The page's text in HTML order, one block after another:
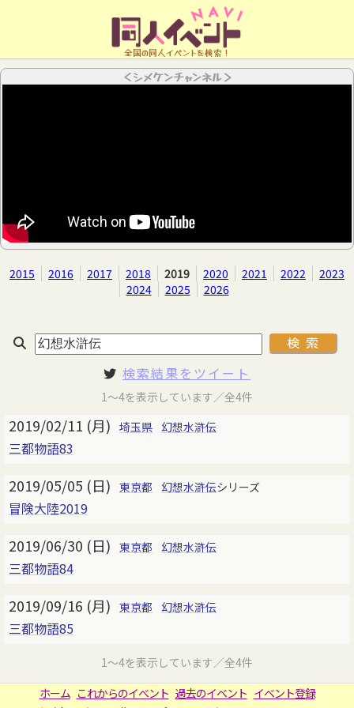
全国の同人イベントを検索！
＜シメケンチャンネル＞
2015 2016 2017 2018 2019 2020 2021 2022
2023
2024
2025 2026
検索結果をツイート
1～4を表示しています／全4件
2019/02/11 (月) 埼玉県 幻想水滸伝
三都物語83
2019/05/05 (日) 東京都 幻想水滸伝シリーズ
冒険大陸2019
2019/06/30 (日) 東京都 幻想水滸伝
三都物語84
2019/09/16 (月) 東京都 幻想水滸伝
三都物語85
1～4を表示しています／全4件
ホーム これからのイベント 過去のイベント イベント登録